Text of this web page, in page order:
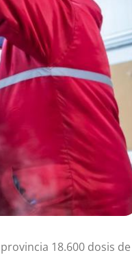
18.600 dosis de